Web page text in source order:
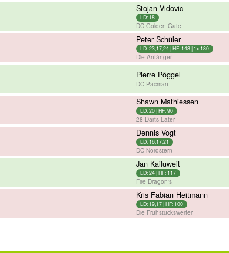
Stojan Vidovic
LD: 18
DC Golden Gate
Peter Schüler
LD: 23,17,24 | HF: 148 | 1x 180
Die Anfänger
Pierre Pöggel
DC Pacman
Shawn Mathiessen
LD: 20 | HF: 90
28 Darts Later
Dennis Vogt
LD: 16,17,21
DC Nordstern
Jan Kailuweit
LD: 24 | HF: 117
Fire Dragon's
Kris Fabian Heitmann
LD: 19,17 | HF: 100
Die Frühstückswerfer